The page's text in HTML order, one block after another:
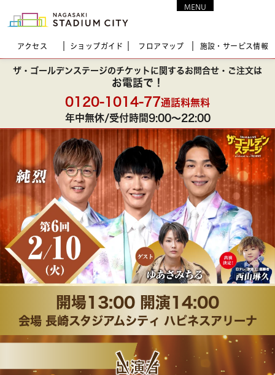
アクセス ショップガイド フロア マップ 施設・サービス情報
MENU
ザ・ゴールデンステージのチケットに関するお問合せ・ご注文は
お電話で！
0120-1014-77通話料無料
年中無休/受付時間9:00〜22:00
開場13:00 開演14:00
会場 長崎スタジアムシティ ハピネスアリーナ
出演者
①アプリを立ち上げ「イベント」を押す
①カメラでQRコードを読み込む
スマホの場合はリンクをタップ
①「トーク」を押しトーク画面を開く
※「トーク」が表示されない方は、友達登録がお済みかご確
認お願いします